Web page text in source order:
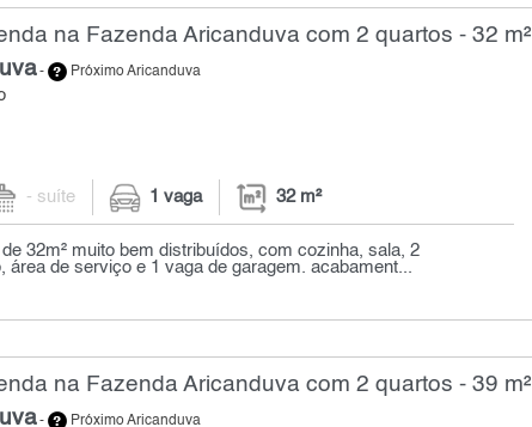
na Fazenda Aricanduva com 2 quartos - 32 m²
- Próximo Aricanduva
- suíte 1 vaga 32 m²
32m² muito bem distribuídos, com cozinha, sala, 2
área de serviço e 1 vaga de garagem. acabament...
na Fazenda Aricanduva com 2 quartos - 39 m²
- Próximo Aricanduva